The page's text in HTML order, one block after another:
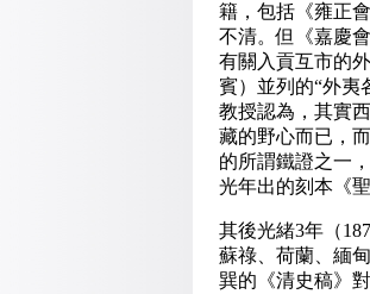
籍，包括《雍正
不清。但《嘉慶
有關入貢互市的
賓）並列的“外夷
教授認為，其實
藏的野心而已，
的所謂鐵證之一
光年出的刻本《
其後光緒3年（
蘇祿、荷蘭、緬
巽的《清史稿》